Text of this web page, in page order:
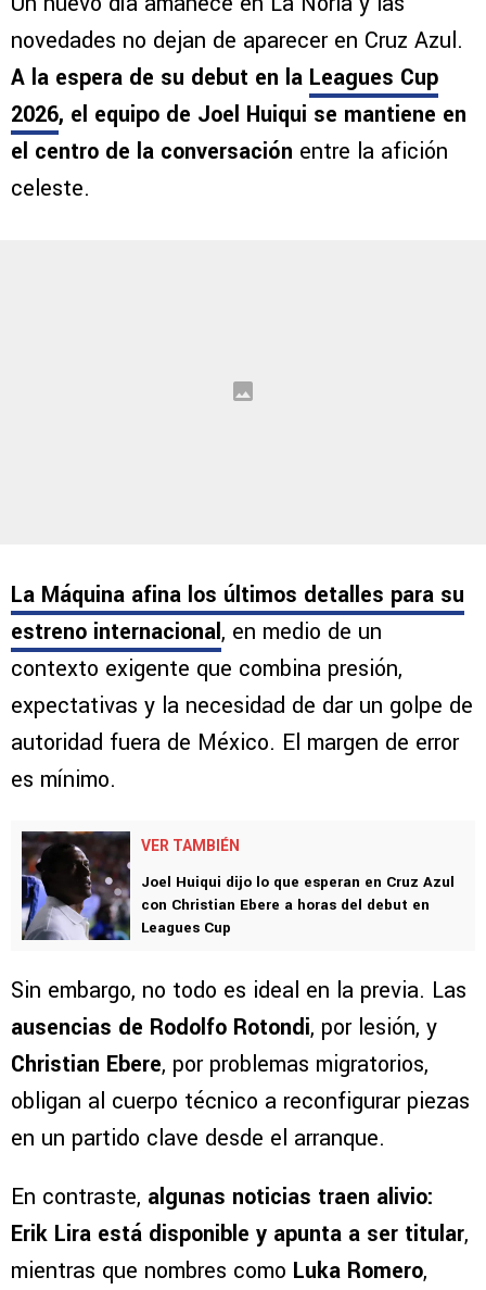
novedades no dejan de aparecer en Cruz Azul.
A la espera de su debut en la Leagues Cup
2026, el equipo de Joel Huiqui se mantiene en
el centro de la conversación entre la afición
celeste.
La Máquina afina los últimos detalles para su
estreno internacional, en medio de un
contexto exigente que combina presión,
expectativas y la necesidad de dar un golpe de
autoridad fuera de México. El margen de error
es mínimo.
VER TAMBIÉN
Joel Huiqui dijo lo que esperan en Cruz Azul
con Christian Ebere a horas del debut en
Leagues Cup
Sin embargo, no todo es ideal en la previa. Las
ausencias de Rodolfo Rotondi, por lesión, y
Christian Ebere, por problemas migratorios,
obligan al cuerpo técnico a reconfigurar piezas
en un partido clave desde el arranque.
En contraste, algunas noticias traen alivio:
Erik Lira está disponible y apunta a ser titular,
mientras que nombres como Luka Romero,